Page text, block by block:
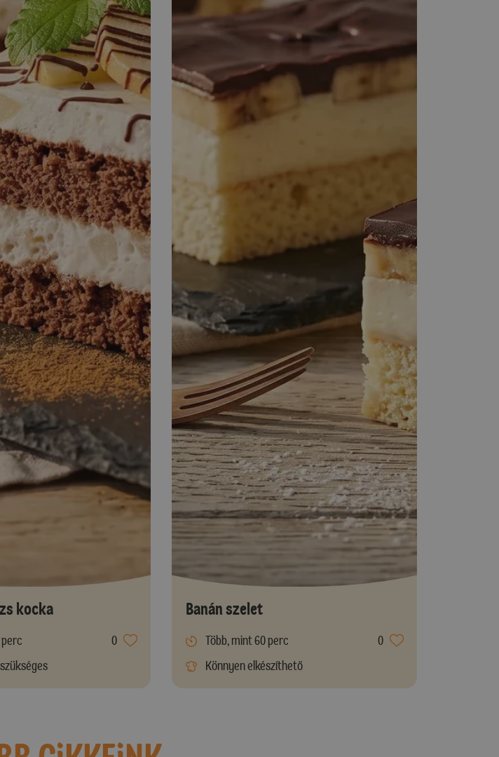
kocka
0
Banán szelet
Több, mint 60 perc
0
Könnyen elkészíthető